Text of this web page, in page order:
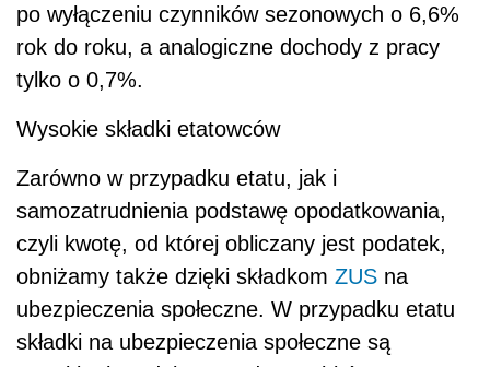
po wyłączeniu czynników sezonowych o 6,6%
rok do roku, a analogiczne dochody z pracy
tylko o 0,7%.
Wysokie składki etatowców
Zarówno w przypadku etatu, jak i
samozatrudnienia podstawę opodatkowania,
czyli kwotę, od której obliczany jest podatek,
obniżamy także dzięki składkom ZUS na
ubezpieczenia społeczne. W przypadku etatu
składki na ubezpieczenia społeczne są